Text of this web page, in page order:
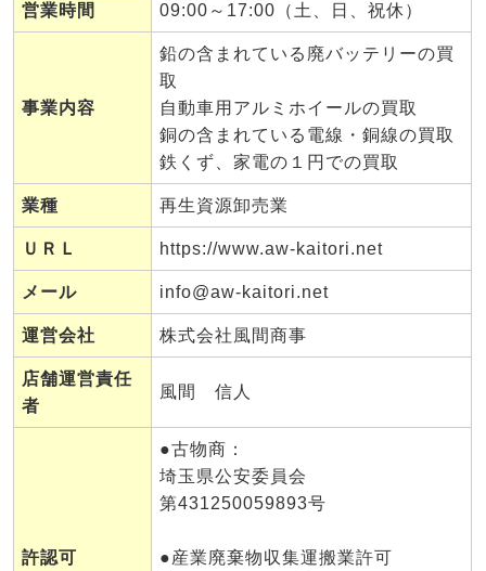
営業時間 09:00～17:00（土、日、祝休）
事業内容
鉛の含まれている廃バッテリーの買
取
自動車用アルミホイールの買取
銅の含まれている電線・銅線の買取
鉄くず、家電の１円での買取
業種 再生資源卸売業
ＵＲＬ https://www.aw-kaitori.net
メール info@aw-kaitori.net
運営会社 株式会社風間商事
店舗運営責任
者
風間 信人
許認可
●古物商：
埼玉県公安委員会
第431250059893号
●産業廃棄物収集運搬業許可